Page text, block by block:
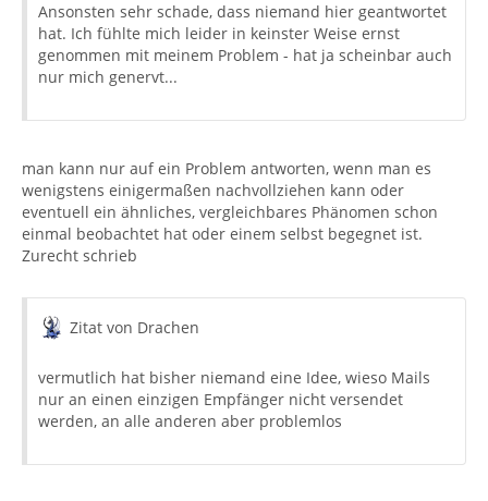
Ansonsten sehr schade, dass niemand hier geantwortet
hat. Ich fühlte mich leider in keinster Weise ernst
genommen mit meinem Problem - hat ja scheinbar auch
nur mich genervt...
man kann nur auf ein Problem antworten, wenn man es
wenigstens einigermaßen nachvollziehen kann oder
eventuell ein ähnliches, vergleichbares Phänomen schon
einmal beobachtet hat oder einem selbst begegnet ist.
Zurecht schrieb
Zitat von Drachen
vermutlich hat bisher niemand eine Idee, wieso Mails
nur an einen einzigen Empfänger nicht versendet
werden, an alle anderen aber problemlos